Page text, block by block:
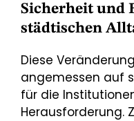
Sicherheit und
städtischen
Diese
angemessen auf
für die
Herausforderung.